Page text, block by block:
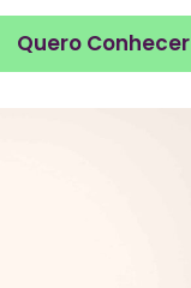
Quero Conhecer